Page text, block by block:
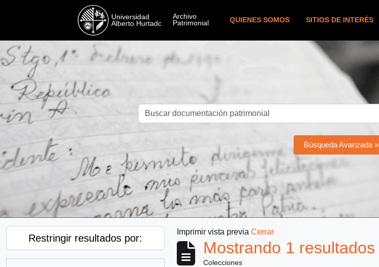
QUIENES SOMOS SITIOS DE INTERÉS
Búsqueda Avanzada »
Restringir resultados por:
Imprimir vista previa Cerrar
Mostrando 1 resultados
Colecciones